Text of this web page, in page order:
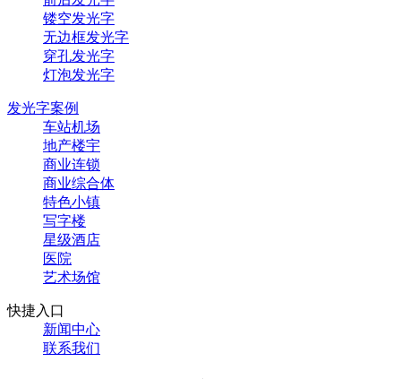
镂空发光字
无边框发光字
穿孔发光字
灯泡发光字
发光字案例
车站机场
地产楼宇
商业连锁
商业综合体
特色小镇
写字楼
星级酒店
医院
艺术场馆
快捷入口
新闻中心
联系我们